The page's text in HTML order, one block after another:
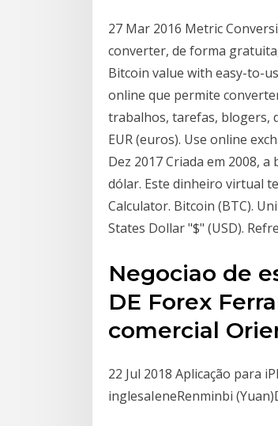
27 Mar 2016 Metric
converter, de forma
Bitcoin value with easy-to-
online que permite
trabalhos, tarefas, blogers,
EUR (euros). Use online
Dez 2017 Criada em 2008,
dólar. Este dinheiro virtual
Calculator. Bitcoin (BTC).
States Dollar "$" (USD).
Negociao de
DE Forex
comercial
22 Jul 2018 Aplicação para
inglesaIeneRenminbi